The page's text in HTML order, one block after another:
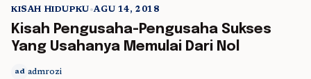
5 min read
KISAH HIDUPKU•AGU 14, 2018
Kisah Pengusaha-Pengusaha Sukses
Yang Usahanya Memulai Dari Nol
ad admrozi